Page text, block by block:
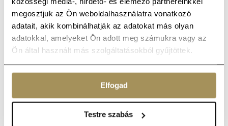
megosztjuk az Ön weboldalhasználatra vonatkozó
adatait, akik kombinálhatják az adatokat más olyan
adatokkal, amelyeket Ön adott meg számukra vagy az
Ön által használt más szolgáltatásokból gyűjtöttek.
Elfogad
Testre szabás
nekünk a költözés legfontosabb részleteit. Az
árajánlat elkészítéséhez az alábbiakra
vanszükségünk – minél részletesebben fogalmazza
meg igényeit, annál pontosabb árajánlatottudunk
adni. Kérdés esetén, forduljon hozzánk bizalommal:
vegye fel velünk a kapcsolatote-mailben, vagy
hívjon minket!
Költözés helyszíne: honnan, hova szeretne
költözni. A pontos címek alapján
felmérhetjük az utazási távolságot és